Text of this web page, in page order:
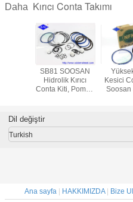
Daha Kırıcı Conta Takımı
SB81 SOOSAN
Hidrolik Kırıcı
Conta Kiti, Pompa
Kesici
Soosan
Dil değiştir
Turkish
Ana sayfa | HAKKIMIZDA| Bize